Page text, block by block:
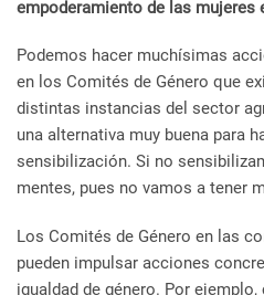
empoderamiento de las mujeres
Podemos hacer muchísimas
en los Comités de Género que
distintas instancias del sector
una alternativa muy buena para
sensibilización. Si no
mentes, pues no vamos a tener
Los Comités de Género en las
pueden impulsar acciones
igualdad de género. Por